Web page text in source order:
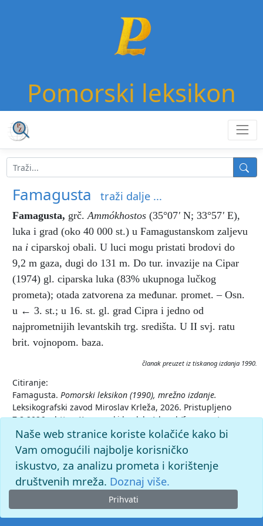
Pomorski leksikon
Famagusta traži dalje ...
Famagusta, grč.Ammókhostos (35°07' N; 33°57' E),
luka i grad (oko 40 000 st.) u Famagustanskom zaljevu
na i ciparskoj obali. U luci mogu pristati brodovi do
9,2 m gaza, dugi do 131 m. Do tur. invazije na Cipar
(1974) gl. ciparska luka (83% ukupnoga lučkog
prometa); otada zatvorena za međunar. promet. – Osn.
u ← 3. st.; u 16. st. gl. grad Cipra i jedno od
najprometnijih levantskih trg. središta. U II svj. ratu
brit. vojnopom. baza.
članak preuzet iz tiskanog izdanja 1990.
Citiranje:
Famagusta. Pomorski leksikon (1990), mrežno izdanje.
Leksikografski zavod Miroslav Krleža, 2026. Pristupljeno
7.8.2026. <https://pomorski.lzmk.hr/clanak/famagusta>.
Naše web stranice koriste kolačiće kako bi
Vam omogućili najbolje korisničko
iskustvo, za analizu prometa i korištenje
društvenih mreža. Doznaj više.
Prihvati
© 2026. -Leksikografski zavodMiroslav Krleža